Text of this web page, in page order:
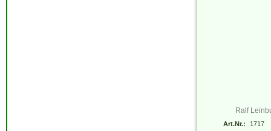
Ralf
Art.Nr.: 1717